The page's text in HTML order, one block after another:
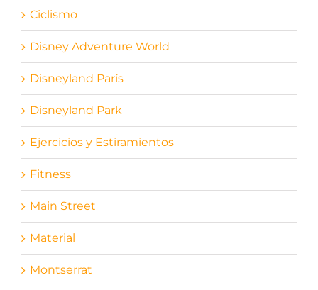
Ciclismo
Disney Adventure World
Disneyland París
Disneyland Park
Ejercicios y Estiramientos
Fitness
Main Street
Material
Montserrat